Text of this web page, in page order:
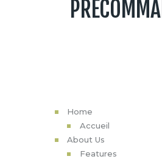
Home
Accueil
About Us
Features